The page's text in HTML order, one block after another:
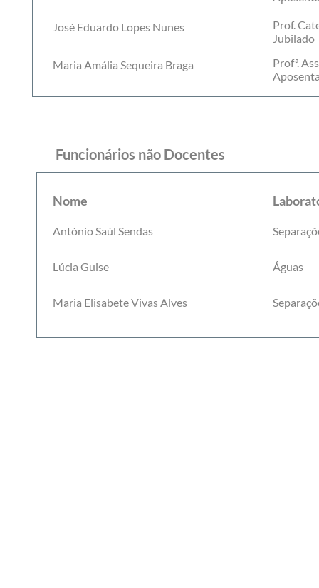
José Eduardo Lopes Nunes
Prof.
Jubilado
Maria Amália Sequeira Braga
Profª.
Funcionários não Docentes
Nome
António Saúl Sendas
Lúcia Guise Águas
Maria Elisabete Vivas Alves